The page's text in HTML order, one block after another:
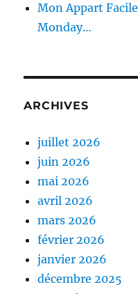
Mon Appart Facile
Monday…
ARCHIVES
juillet 2026
juin 2026
mai 2026
avril 2026
mars 2026
février 2026
janvier 2026
décembre 2025